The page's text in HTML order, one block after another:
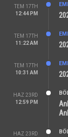
TEM 17TH
12:44 PM
TEM 17TH
11:22 AM
TEM 17TH
10:31 AM
HAZ 23RD
12:59 PM
HAZ 23RD